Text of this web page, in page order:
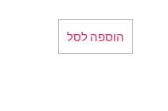
הוספה לסל